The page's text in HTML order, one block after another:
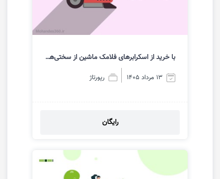
با خرید از اسکرابرهای فلامک ماشین از سختی‎‌های شست و شوی زمین خداحافظی کنید!!
13 مرداد 1405 رپورتاژ
رایگان